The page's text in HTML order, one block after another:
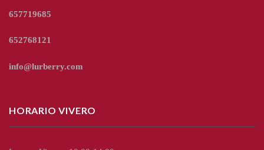
657719685
652768121
info@lurberry.com
HORARIO VIVERO